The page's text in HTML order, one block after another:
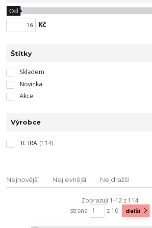
Kč
Od
Štítky
Skladem
Novinka
Akce
Výrobce
TETRA (114)
Nejnovější Nejlevnější Nejdražší
Zobrazuji 1-12 z 114
strana
z 10 další